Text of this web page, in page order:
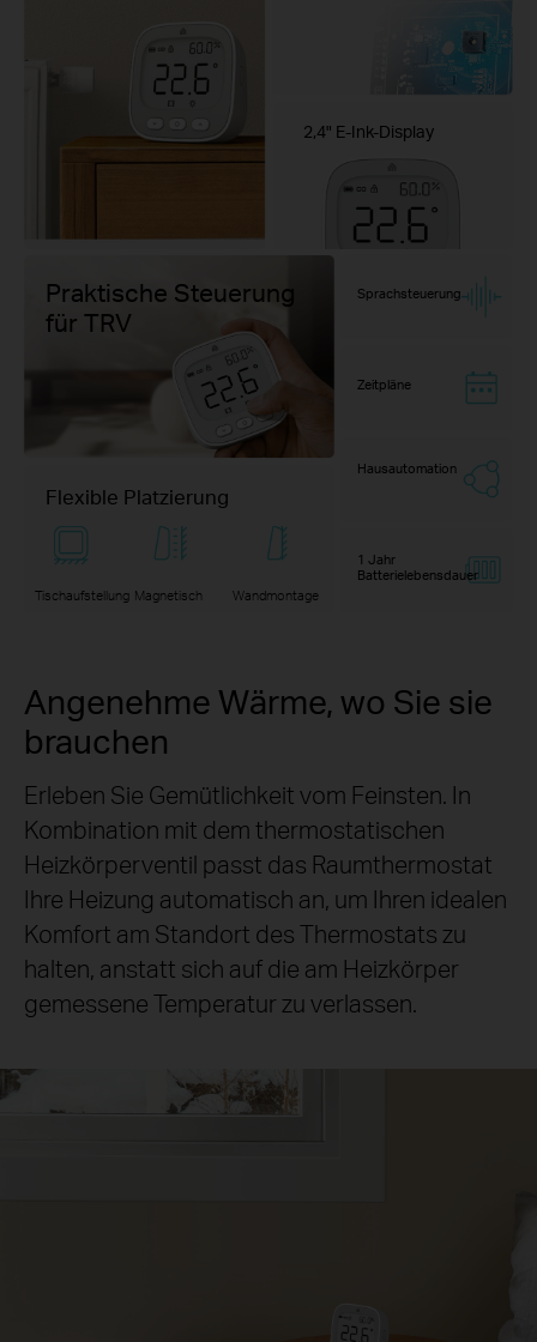
2,4" E-Ink-Display
Praktische Steuerung
für TRV
Flexible Platzierung
Tischaufstellung Magnetisch Wandmontage
Sprachsteuerung
Zeitpläne
Hausautomation
1 Jahr
Batterielebensdauer
Angenehme Wärme, wo Sie sie
brauchen
Erleben Sie Gemütlichkeit vom Feinsten. In
Kombination mit dem thermostatischen
Heizkörperventil passt das Raumthermostat
Ihre Heizung automatisch an, um Ihren idealen
Komfort am Standort des Thermostats zu
halten, anstatt sich auf die am Heizkörper
gemessene Temperatur zu verlassen.